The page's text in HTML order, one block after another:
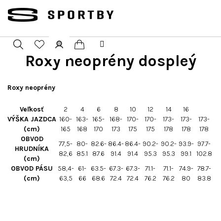
obsah
Hledat PřihlášeníNákupní
Roxy neoprény dospleý
Roxy neoprény
Veľkosť 2 4 6 8 10 12 14
16
VÝŠKA JAZDCA
(cm)
160-
165
163-
168
165-
170
168-
173
170-
175
170-
175
173-
178
173-
178
173-
178
OBVOD
HRUDNÍKA
(cm)
77,5-
82,6
80-
85.1
82.6-
87.6
86.4-
91.4
86.4-
91.4
90.2-
95.3
90.2-
95.3
93.9-
99.1
97.7-
102.8
OBVOD PÁSU
(cm)
58,4-
63,5
61-
66
63.5-
68.6
67.3-
72.4
67.3-
72.4
71.1-
76.2
71.1-
76.2
74.9-
80
78.7-
83.8